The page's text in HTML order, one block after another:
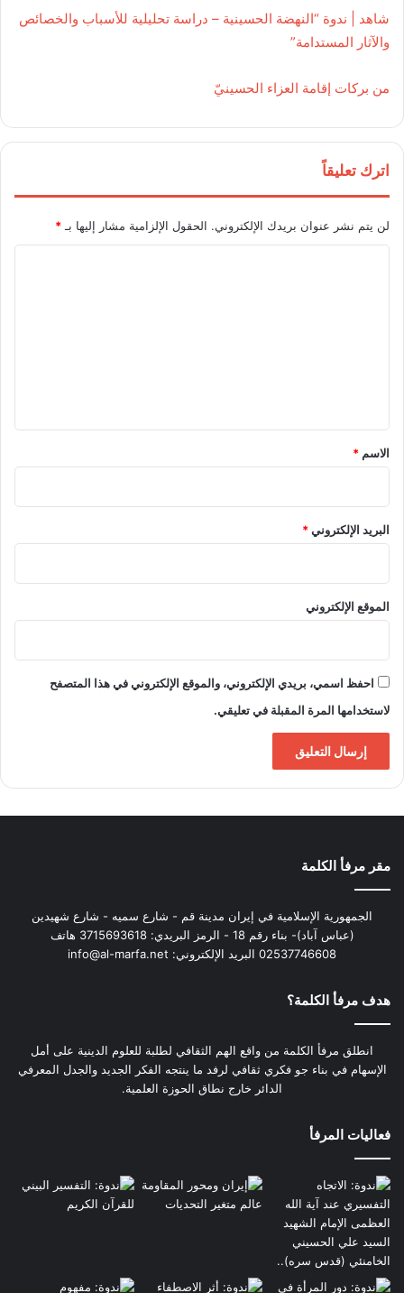
شاهد | ندوة “النهضة الحسينية – دراسة تحليلية للأسباب والخصائص
والآثار المستدامة”
من بركات إقامة العزاء الحسينيّ
اترك تعليقاً
لن يتم نشر عنوان بريدك الإلكتروني. الحقول الإلزامية مشار إليها بـ*
*
الاسم *
البريد الإلكتروني*
الموقع الإلكتروني
احفظ اسمي، بريدي الإلكتروني، والموقع الإلكتروني في هذا المتصفح
لاستخدامها المرة المقبلة في تعليقي.
مقر مرفأ الكلمة
الجمهورية الإسلامية في إيران مدينة قم - شارع سميه - شارع شهيدين
(عباس آباد)- بناء رقم 18 - الرمز البريدي: 3715693618 هاتف
02537746608 البريد الإلكتروني: info@al-marfa.net
هدف مرفأ الكلمة؟
انطلق مرفأ الكلمة من واقع الهم الثقافي لطلبة للعلوم الدينية على أمل
الإسهام في بناء جو فكري ثقافي لرفد ما ينتجه الفكر الجديد والجدل المعرفي
الدائر خارج نطاق الحوزة العلمية.
فعاليات المرفأ